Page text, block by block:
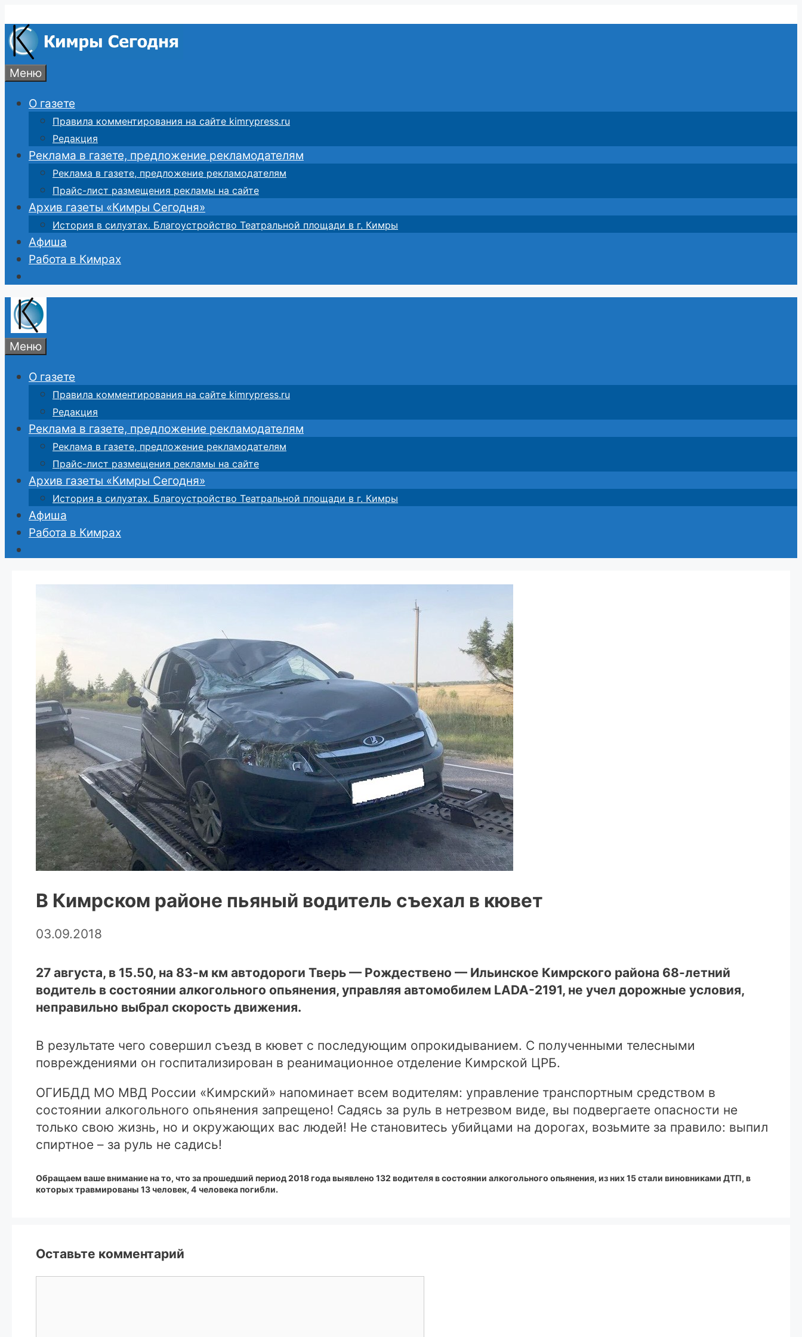
к
содержимому
Меню
О газете
Правила комментирования на сайте kimrypress.ru
Редакция
Реклама в газете, предложение рекламодателям
Реклама в газете, предложение рекламодателям
Прайс-лист размещения рекламы на сайте
Архив газеты «Кимры Сегодня»
История в силуэтах. Благоустройство Театральной площади в г. Кимры
Афиша
Работа в Кимрах
Меню
О газете
Правила комментирования на сайте kimrypress.ru
Редакция
Реклама в газете, предложение рекламодателям
Реклама в газете, предложение рекламодателям
Прайс-лист размещения рекламы на сайте
Архив газеты «Кимры Сегодня»
История в силуэтах. Благоустройство Театральной площади в г. Кимры
Афиша
Работа в Кимрах
В Кимрском районе пьяный водитель съехал в кювет
03.09.2018
27 августа, в 15.50, на 83-м км автодороги Тверь — Рождествено — Ильинское Кимрского района 68-летний
водитель в состоянии алкогольного опьянения, управляя автомобилем LADA-2191, не учел дорожные условия,
неправильно выбрал скорость движения.
В результате чего совершил съезд в кювет с последующим опрокидыванием. С полученными телесными
повреждениями он госпитализирован в реанимационное отделение Кимрской ЦРБ.
ОГИБДД МО МВД России «Кимрский» напоминает всем водителям: управление транспортным средством в
состоянии алкогольного опьянения запрещено! Садясь за руль в нетрезвом виде, вы подвергаете опасности не
только свою жизнь, но и окружающих вас людей! Не становитесь убийцами на дорогах, возьмите за правило: выпил
спиртное – за руль не садись!
Обращаем ваше внимание на то, что за прошедший период 2018 года выявлено 132 водителя в состоянии алкогольного опьянения, из них 15 стали виновниками ДТП, в
которых травмированы 13 человек, 4 человека погибли.
Оставьте комментарий